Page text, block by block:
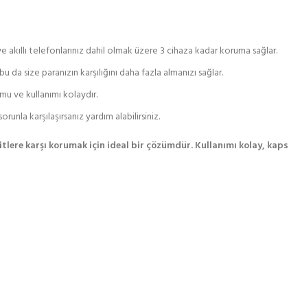
telefonlarınız dahil olmak üzere 3 cihaza kadar koruma sağlar.
size paranızın karşılığını daha fazla almanızı sağlar.
ve kullanımı kolaydır.
karşılaşırsanız yardım alabilirsiniz.
karşı korumak için ideal bir çözümdür. Kullanımı kolay,